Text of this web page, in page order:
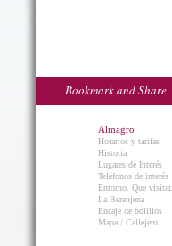
Almagro
Horarios y tarifas
Historia
Lugares de Interés
Teléfonos de interés
Entorno. Que visitar.
La Berenjena
Encaje de bolillos
Mapa / Callejero